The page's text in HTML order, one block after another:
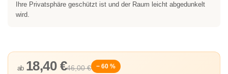
Ihre Privatsphäre geschützt ist und der Raum leicht abgedunkelt
wird.
46,00 €
ab 18,40 €
− 60 %